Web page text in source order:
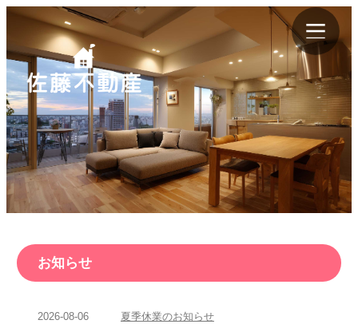
お知らせ
2026-08-06 夏季休業のお知らせ